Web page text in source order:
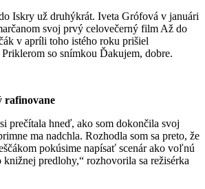
Iskry už druhýkrát. Iveta Grófová v januári
svoj prvý celovečerný film Až do
v apríli toho istého roku prišiel
so snímkou Ďakujem, dobre.
rafinovane
prečítala hneď, ako som dokončila svoj
ma nadchla. Rozhodla som sa preto, že
pokúsime napísať scenár ako voľnú
predlohy,“ rozhovorila sa režisérka